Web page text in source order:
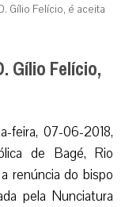
Gílio Felício, é aceita
Gílio Felício,
feira, 07-06-2018,
de Bagé, Rio
renúncia do bispo
pela Nunciatura